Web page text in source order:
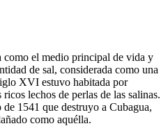
como el medio principal de vida y
de sal, considerada como una
XVI estuvo habitada por
lechos de perlas de las salinas.
1541 que destruyo a Cubagua,
como aquélla.